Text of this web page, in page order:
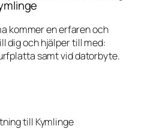
kommer en erfaren och
dig och hjälper till med:
samt vid datorbyte.
till Kymlinge